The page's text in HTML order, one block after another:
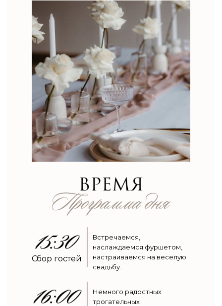
Встречаемся,
наслаждаемся фуршетом,
настраиваемся на веселую
свадьбу.
Сбор гостей
Немного радостных
трогательных